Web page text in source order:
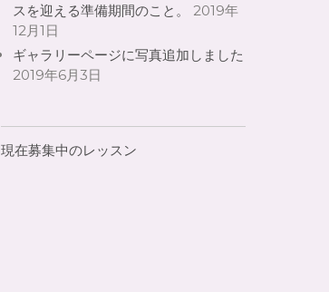
スを迎える準備期間のこと。
2019年
12月1日
ギャラリーページに写真追加しました
2019年6月3日
現在募集中のレッスン